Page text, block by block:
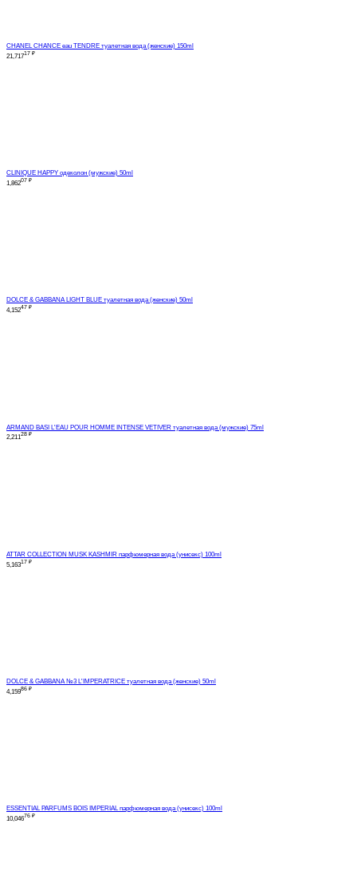
CHANEL CHANCE eau TENDRE туалетная вода (женские) 150ml
21,71717 ₽
CLINIQUE HAPPY одеколон (мужские) 50ml
1,86207 ₽
DOLCE & GABBANA LIGHT BLUE туалетная вода (женские) 50ml
4,15247 ₽
ARMAND BASI L'EAU POUR HOMME INTENSE VETIVER туалетная вода (мужские) 75ml
2,21128 ₽
ATTAR COLLECTION MUSK KASHMIR парфюмерная вода (унисекс) 100ml
5,16317 ₽
DOLCE & GABBANA №3 L'IMPERATRICE туалетная вода (женские) 50ml
4,15986 ₽
ESSENTIAL PARFUMS BOIS IMPERIAL парфюмерная вода (унисекс) 100ml
10,04676 ₽